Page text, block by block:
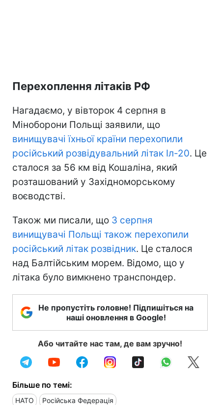
Перехоплення літаків РФ
Нагадаємо, у вівторок 4 серпня в
Міноборони Польщі заявили, що
винищувачі їхньої країни перехопили
російський розвідувальний літак Іл-20. Це
сталося за 56 км від Кошаліна, який
розташований у Західноморському
воєводстві.
Також ми писали, що 3 серпня
винищувачі Польщі також перехопили
російський літак розвідник. Це сталося
над Балтійським морем. Відомо, що у
літака було вимкнено транспондер.
Не пропустіть головне! Підпишіться на
наші оновлення в Google!
Або читайте нас там, де вам зручно!
Більше по темі:
НАТО Російська Федерація